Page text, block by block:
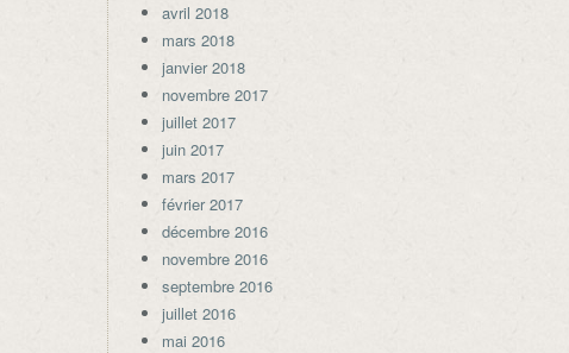
avril 2018
mars 2018
janvier 2018
novembre 2017
juillet 2017
juin 2017
mars 2017
février 2017
décembre 2016
novembre 2016
septembre 2016
juillet 2016
mai 2016